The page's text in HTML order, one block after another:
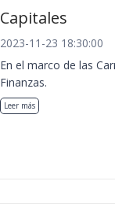
Capitales
2023-11-23 18:30:00
En el marco de las
Finanzas.
Leer más